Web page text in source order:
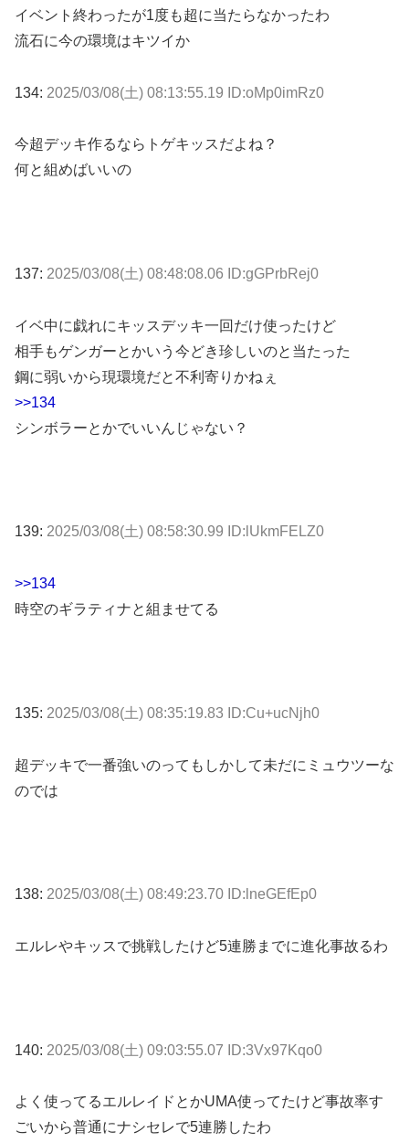
イベント終わったが1度も超に当たらなかったわ
流石に今の環境はキツイか
134: 2025/03/08(土) 08:13:55.19 ID:oMp0imRz0
今超デッキ作るならトゲキッスだよね？
何と組めばいいの
137: 2025/03/08(土) 08:48:08.06 ID:gGPrbRej0
イベ中に戯れにキッスデッキ一回だけ使ったけど
相手もゲンガーとかいう今どき珍しいのと当たった
鋼に弱いから現環境だと不利寄りかねぇ
>>134
シンボラーとかでいいんじゃない？
139: 2025/03/08(土) 08:58:30.99 ID:lUkmFELZ0
>>134
時空のギラティナと組ませてる
135: 2025/03/08(土) 08:35:19.83 ID:Cu+ucNjh0
超デッキで一番強いのってもしかして未だにミュウツーな
のでは
138: 2025/03/08(土) 08:49:23.70 ID:lneGEfEp0
エルレやキッスで挑戦したけど5連勝までに進化事故るわ
140: 2025/03/08(土) 09:03:55.07 ID:3Vx97Kqo0
よく使ってるエルレイドとかUMA使ってたけど事故率す
ごいから普通にナシセレで5連勝したわ